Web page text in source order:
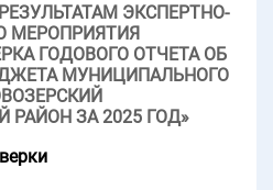
ЭКСПЕРТНО-
МЕРОПРИЯТИЯ
ГОДОВОГО ОТЧЕТА ОБ
МУНИЦИПАЛЬНОГО
ЗА 2025 ГОД»